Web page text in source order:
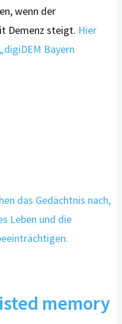
wenn der
Demenz steigt. Hier
Bayern
memory